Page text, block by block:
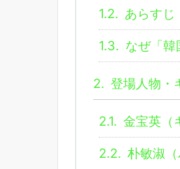
1.2. あらすじ
1.3. なぜ「韓
2. 登場人物・
2.1. 金宝英（
2.2. 朴敏淑